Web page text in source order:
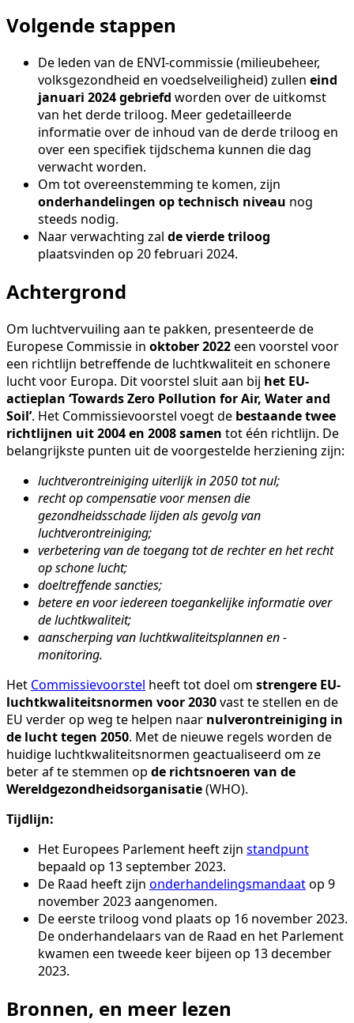
Volgende stappen
De leden van de ENVI-commissie (milieubeheer,
volksgezondheid en voedselveiligheid) zullen eind
januari 2024 gebriefd worden over de uitkomst
van het derde triloog. Meer gedetailleerde
informatie over de inhoud van de derde triloog en
over een specifiek tijdschema kunnen die dag
verwacht worden.
Om tot overeenstemming te komen, zijn
onderhandelingen op technisch niveau nog
steeds nodig.
Naar verwachting zal de vierde triloog
plaatsvinden op 20 februari 2024.
Achtergrond
Om luchtvervuiling aan te pakken, presenteerde de
Europese Commissie in oktober 2022een voorstel voor
een richtlijn betreffende de luchtkwaliteit en schonere
lucht voor Europa. Dit voorstel sluit aan bij het EU-
actieplan ‘Towards Zero Pollution for Air, Water and
Soil’. Het Commissievoorstel voegt de bestaande twee
richtlijnen uit 2004 en 2008 samen tot één richtlijn. De
belangrijkste punten uit de voorgestelde herziening zijn:
luchtverontreiniging uiterlijk in 2050 tot nul;
recht op compensatie voor mensen die
gezondheidsschade lijden als gevolg van
luchtverontreiniging;
verbetering van de toegang tot de rechter en het recht
op schone lucht;
doeltreffende sancties;
betere en voor iedereen toegankelijke informatie over
de luchtkwaliteit;
aanscherping van luchtkwaliteitsplannen en -
monitoring.
Het Commissievoorstel heeft tot doel om strengere EU-
luchtkwaliteitsnormen voor 2030vast te stellen en de
EU verder op weg te helpen naar nulverontreiniging in
de lucht tegen 2050. Met de nieuwe regels worden de
huidige luchtkwaliteitsnormen geactualiseerd om ze
beter af te stemmen op de richtsnoeren van de
Wereldgezondheidsorganisatie(WHO).
Tijdlijn:
Het Europees Parlement heeft zijn standpunt
bepaald op 13 september 2023.
De Raad heeft zijn onderhandelingsmandaatop 9
november 2023 aangenomen.
De eerste triloog vond plaats op 16 november 2023.
De onderhandelaars van de Raad en het Parlement
kwamen een tweede keer bijeen op 13 december
2023.
Bronnen, en meer lezen